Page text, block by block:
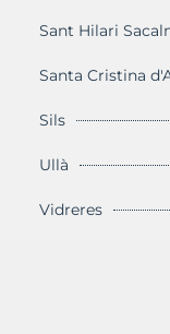
Sant Hilari
Santa Cristina
Sils
Ullà
Vidreres